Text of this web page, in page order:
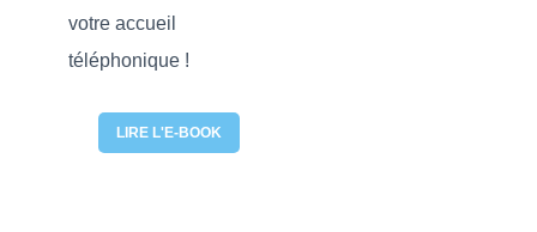
votre accueil
téléphonique !
LIRE L'E-BOOK